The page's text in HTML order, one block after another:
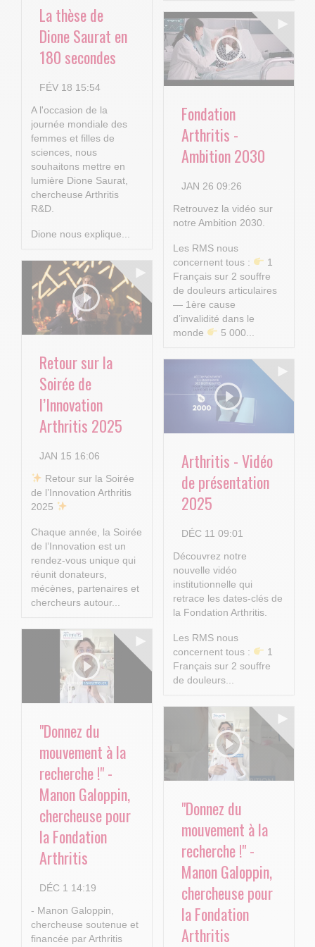
La thèse de
Dione Saurat en
180 secondes
FÉV 18 15:54
A l'occasion de la
journée mondiale des
femmes et filles de
sciences, nous
souhaitons mettre en
lumière Dione Saurat,
chercheuse Arthritis
R&D.
Dione nous explique...
Fondation
Arthritis -
Ambition 2030
JAN 26 09:26
Retrouvez la vidéo sur
notre Ambition 2030.
Les RMS nous
concernent tous :
1
Français sur 2 souffre
de douleurs articulaires
— 1ère cause
d’invalidité dans le
monde
5 000...
Retour sur la
Soirée de
l’Innovation
Arthritis 2025
JAN 15 16:06
​ Retour sur la Soirée
de l’Innovation Arthritis
2025
Chaque année, la Soirée
de l’Innovation est un
rendez-vous unique qui
réunit donateurs,
mécènes, partenaires et
chercheurs autour...
Arthritis - Vidéo
de présentation
2025
DÉC 11 09:01
Découvrez notre
nouvelle vidéo
institutionnelle qui
retrace les dates-clés de
la Fondation Arthritis.
Les RMS nous
concernent tous :
1
Français sur 2 souffre
de douleurs...
"Donnez du
mouvement à la
recherche !" -
Manon Galoppin,
chercheuse pour
la Fondation
Arthritis
DÉC 1 14:19
- Manon Galoppin,
chercheuse soutenue et
financée par Arthritis
"Donnez du
mouvement à la
recherche !" -
Manon Galoppin,
chercheuse pour
la Fondation
Arthritis